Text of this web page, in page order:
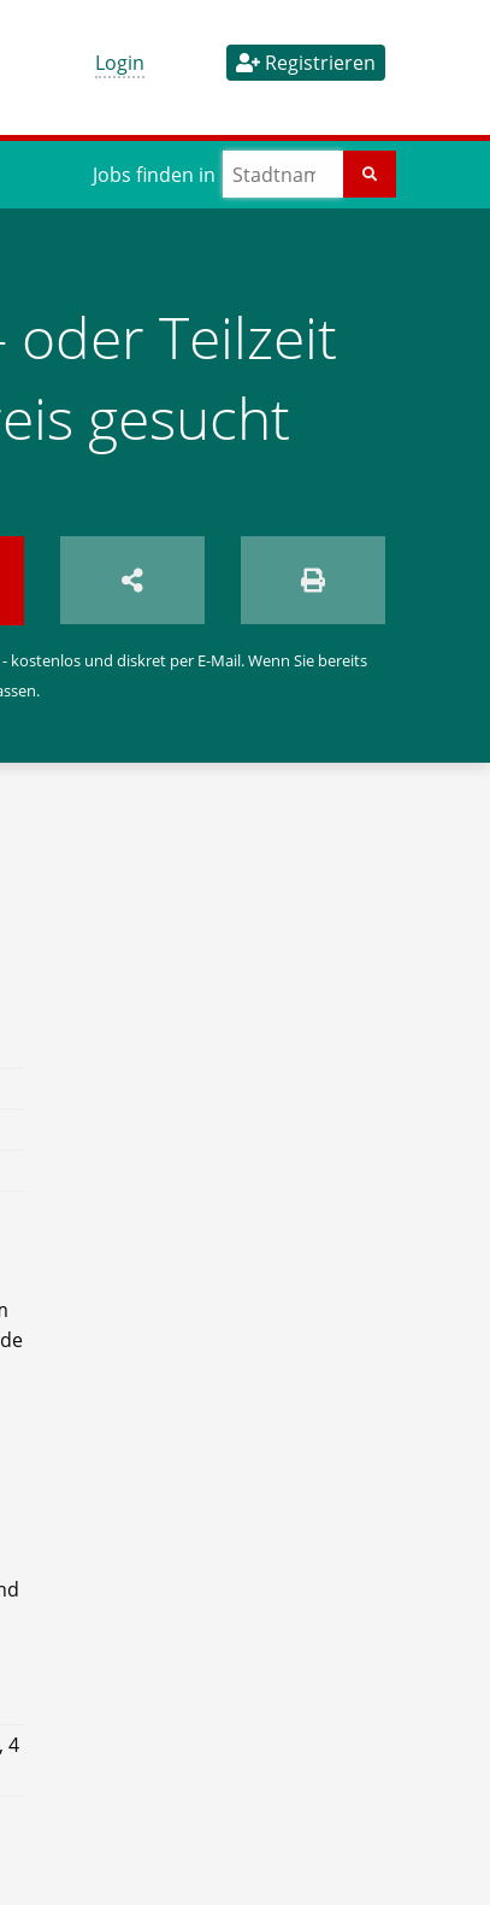
Login Registrieren
Jobs finden in
Teilzeit
gesucht
und diskret per E-Mail. Wenn Sie bereits
4